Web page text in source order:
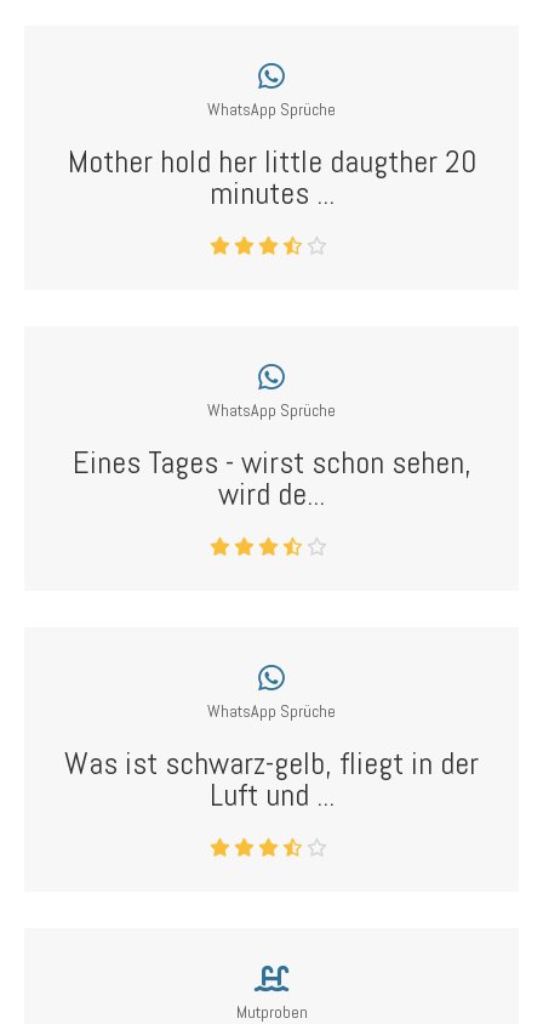
WhatsApp Sprüche
Mother hold her little daugther 20
minutes ...
WhatsApp Sprüche
Eines Tages - wirst schon sehen,
wird de...
WhatsApp Sprüche
Was ist schwarz-gelb, fliegt in der
Luft und ...
Mutproben